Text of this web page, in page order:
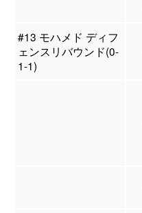
#13 モハメド ディフ
ェンスリバウンド(0-
1-1)